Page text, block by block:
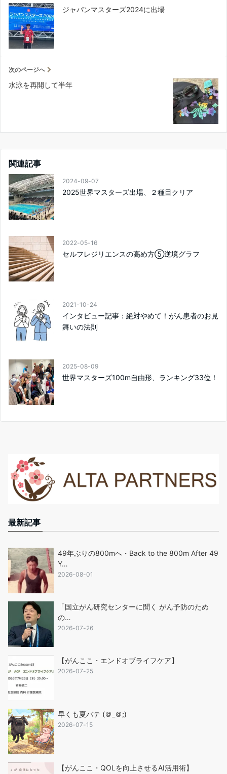
ジャパンマスターズ2024に出場
次のページへ
水泳を再開して半年
関連記事
2024-09-07
2025世界マスターズ出場、２種目クリア
2022-05-16
セルフレジリエンスの高め方⑤逆境グラフ
2021-10-24
インタビュー記事：絶対やめて！がん患者のお見
舞いの法則
2025-08-09
世界マスターズ100m自由形、ランキング33位！
最新記事
49年ぶりの800mへ・Back to the 800m After 49
Y…
2026-08-01
「国立がん研究センターに聞く がん予防のため
の…
2026-07-26
【がんここ・エンドオブライフケア】
2026-07-25
早くも夏バテ (＠_＠;)
2026-07-15
【がんここ・QOLを向上させるAI活用術】